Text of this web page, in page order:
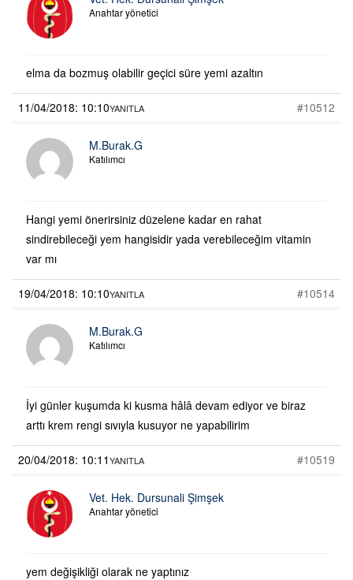
Anahtar yönetici
elma da bozmuş olabilir geçici süre yemi azaltın
11/04/2018: 10:10 #10512
YANITLA
M.Burak.G
Katılımcı
Hangi yemi önerirsiniz düzelene kadar en rahat
sindirebileceği yem hangisidir yada verebileceğim vitamin
var mı
19/04/2018: 10:10 #10514
YANITLA
M.Burak.G
Katılımcı
İyi günler kuşumda ki kusma hâlâ devam ediyor ve biraz
arttı krem rengi sıvıyla kusuyor ne yapabilirim
20/04/2018: 10:11 #10519
YANITLA
Vet. Hek. Dursunali Şimşek
Anahtar yönetici
yem değişikliği olarak ne yaptınız